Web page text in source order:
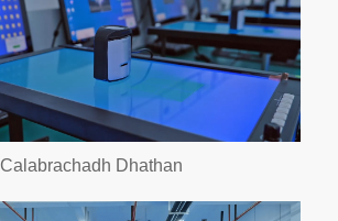
Calabrachadh Dhathan